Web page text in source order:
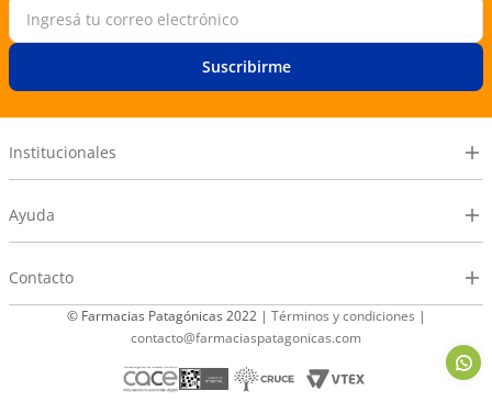
Suscribirme
Institucionales
Ayuda
Contacto
© Farmacias Patagónicas 2022 | Términos y condiciones |
contacto@farmaciaspatagonicas.com